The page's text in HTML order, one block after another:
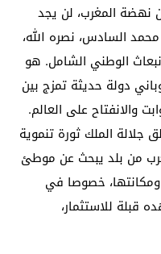
نهضة المغرب، لن يجد
السادس، نصره الله،
الوطني الشامل. هو
وباني دولة حديثة تمزج بين
والانفتاح على العالم.
العرش سنة 1999، أطلق جلالة الملك ثورة تنموية
من بلد يبحث عن موطئ
خصوصا في
قبلة للاستثمار،